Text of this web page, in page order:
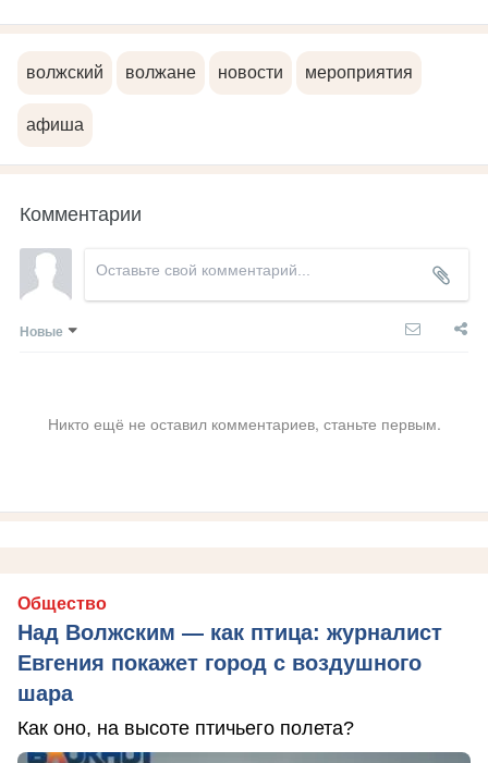
волжский волжане новости мероприятия
афиша
Комментарии
Новые
Никто ещё не оставил комментариев, станьте первым.
Общество
Над Волжским — как птица: журналист
Евгения покажет город с воздушного
шара
Как оно, на высоте птичьего полета?